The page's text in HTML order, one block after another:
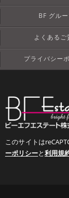
BF グル
よくあるご
プライバシー
このサイトは
ーポリシーと利用規